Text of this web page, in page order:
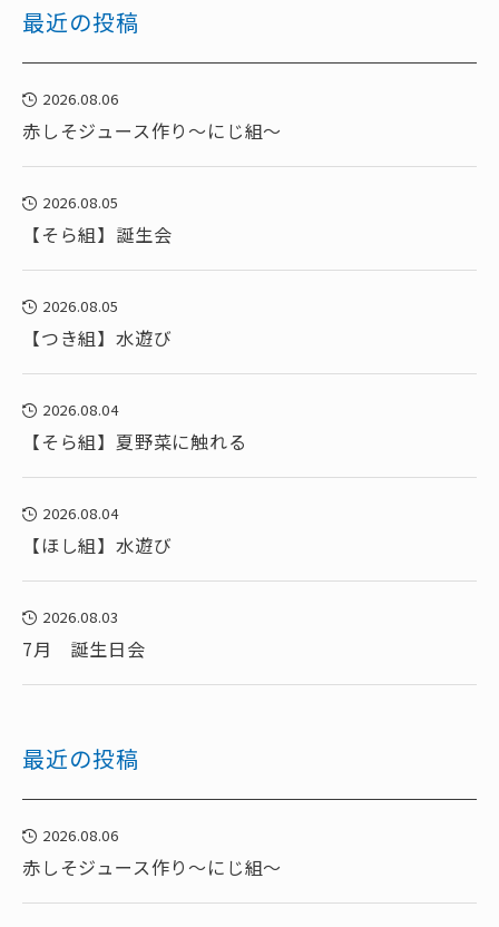
最近の投稿
2026.08.06
赤しそジュース作り～にじ組～
2026.08.05
【そら組】誕生会
2026.08.05
【つき組】水遊び
2026.08.04
【そら組】夏野菜に触れる
2026.08.04
【ほし組】水遊び
2026.08.03
7月 誕生日会
最近の投稿
2026.08.06
赤しそジュース作り～にじ組～